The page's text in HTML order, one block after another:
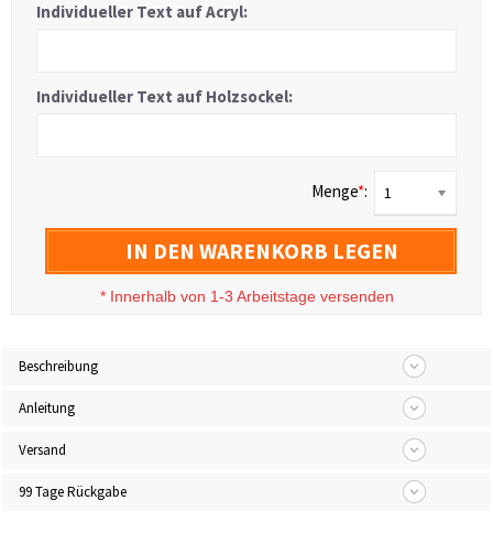
Individueller Text auf Acryl:
Individueller Text auf Holzsockel:
Menge*: 1
IN DEN WARENKORB LEGEN
* Innerhalb von 1-3 Arbeitstage versenden
Beschreibung
Anleitung
Versand
99 Tage Rückgabe